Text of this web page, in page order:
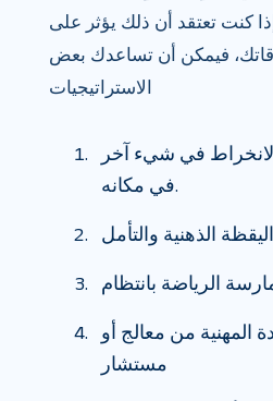
كنت تعتقد أن ذلك يؤثر على
فيمكن أن تساعدك بعض
الاستراتيجيات
في شيء آخر
في مكانه.
الذهنية والتأمل
الرياضة بانتظام
المهنية من معالج أو
مستشار